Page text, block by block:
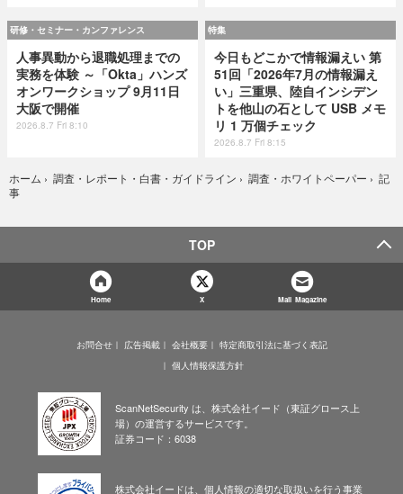
研修・セミナー・カンファレンス
人事異動から退職処理までの
実務を体験 ～「Okta」ハンズ
オンワークショップ 9月11日
大阪で開催
2026.8.7 Fri 8:10
特集
今日もどこかで情報漏えい 第
51回「2026年7月の情報漏え
い」三重県、陸自インシデン
トを他山の石として USB メモ
リ 1 万個チェック
2026.8.7 Fri 8:15
ホーム › 調査・レポート・白書・ガイドライン › 調査・ホワイトペーパー › 記
事
TOP
Home X Mail Magazine
お問合せ 広告掲載 会社概要
特定商取引法に基づく表記
個人情報保護方針
ScanNetSecurity は、株式会社イード（東証グロース上
場）の運営するサービスです。
証券コード：6038
株式会社イードは、個人情報の適切な取扱いを行う事業